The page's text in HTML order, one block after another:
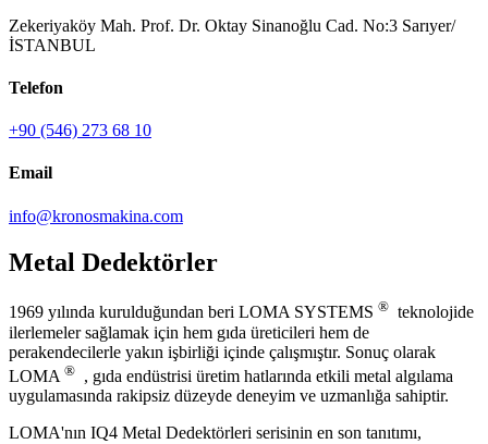
Zekeriyaköy Mah. Prof. Dr. Oktay Sinanoğlu Cad. No:3 Sarıyer/
İSTANBUL
Telefon
+90 (546) 273 68 10
Email
info@kronosmakina.com
Metal Dedektörler
1969 yılında kurulduğundan beri LOMA SYSTEMS ® teknolojide
ilerlemeler sağlamak için hem gıda üreticileri hem de
perakendecilerle yakın işbirliği içinde çalışmıştır. Sonuç olarak
LOMA ® , gıda endüstrisi üretim hatlarında etkili metal algılama
uygulamasında rakipsiz düzeyde deneyim ve uzmanlığa sahiptir.
LOMA'nın IQ4 Metal Dedektörleri serisinin en son tanıtımı,